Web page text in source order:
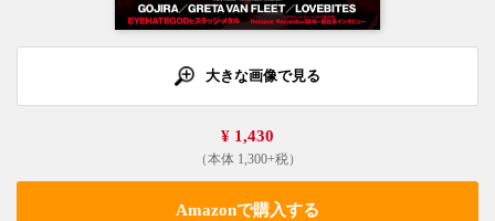
大きな画像で見る
¥ 1,430
（本体 1,300+税）
Amazonで購入する